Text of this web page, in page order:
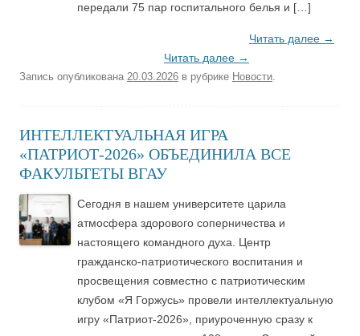
передали 75 пар госпитального белья и […]
Читать далее →
Читать далее →
Запись опубликована 20.03.2026 в рубрике Новости.
ИНТЕЛЛЕКТУАЛЬНАЯ ИГРА
«ПАТРИОТ-2026» ОБЪЕДИНИЛА ВСЕ
ФАКУЛЬТЕТЫ ВГАУ
Сегодня в нашем университете царила
атмосфера здорового соперничества и
настоящего командного духа. Центр
гражданско-патриотического воспитания и
просвещения совместно с патриотическим
клубом «Я Горжусь» провели интеллектуальную
игру «Патриот-2026», приуроченную сразу к